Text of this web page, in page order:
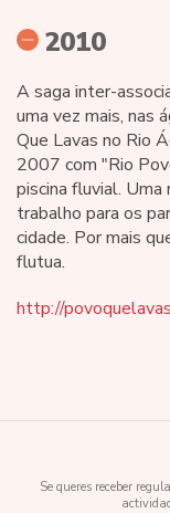
2010
A saga inter-
uma vez mais, nas
Que Lavas no Rio
2007 com "Rio
piscina fluvial. Uma
trabalho para os
cidade. Por mais
flutua.
http://
Se queres receber